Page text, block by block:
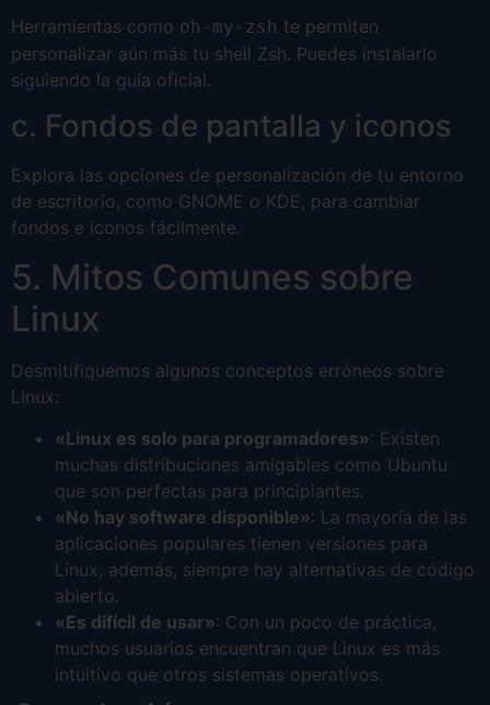
Herramientas como oh-my-zsh te permiten
personalizar aún más tu shell Zsh. Puedes instalarlo
siguiendo la guía oficial.
c. Fondos de pantalla y iconos
Explora las opciones de personalización de tu entorno
de escritorio, como GNOME o KDE, para cambiar
fondos e iconos fácilmente.
5. Mitos Comunes sobre
Linux
Desmitifiquemos algunos conceptos erróneos sobre
Linux:
«Linux es solo para programadores»: Existen
muchas distribuciones amigables como Ubuntu
que son perfectas para principiantes.
«No hay software disponible»: La mayoría de las
aplicaciones populares tienen versiones para
Linux, además, siempre hay alternativas de código
abierto.
«Es difícil de usar»: Con un poco de práctica,
muchos usuarios encuentran que Linux es más
intuitivo que otros sistemas operativos.